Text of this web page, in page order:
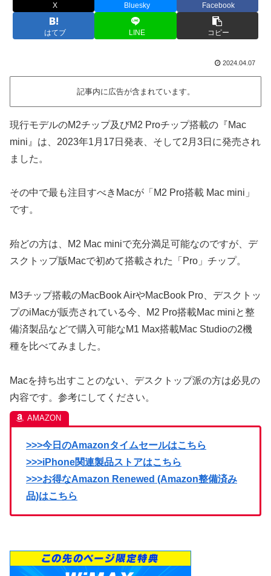
X Bluesky Facebook
はてブ LINE コピー
2024.04.07
記事内に広告が含まれています。
現行モデルのM2チップ及びM2 Proチップ搭載の『Mac
mini』は、2023年1月17日発表、そして2月3日に発売され
ました。
その中で最も注目すべきMacが「M2 Pro搭載 Mac mini」
です。
殆どの方は、M2 Mac miniで充分満足可能なのですが、デ
スクトップ版Macで初めて搭載された「Pro」チップ。
M3チップ搭載のMacBook AirやMacBook Pro、デスクトッ
プのiMacが販売されている今、M2 Pro搭載Mac miniと整
備済製品などで購入可能なM1 Max搭載Mac Studioの2機
種を比べてみました。
Macを持ち出すことのない、デスクトップ派の方は必見の
内容です。参考にしてください。
>>>今日のAmazonタイムセールはこちら
>>>iPhone関連製品ストアはこちら
>>>お得なAmazon Renewed (Amazon整備済み
品)はこちら